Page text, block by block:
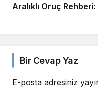
Aralıklı Oruç
Bir Cevap Yaz
E-posta adresiniz